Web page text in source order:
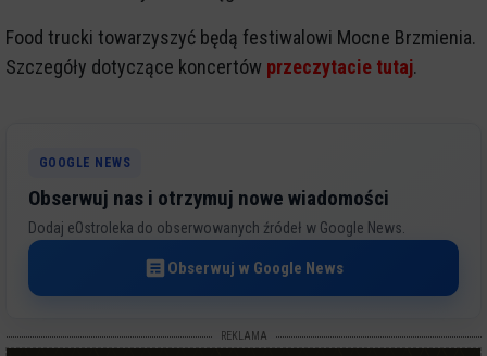
Food trucki towarzyszyć będą festiwalowi Mocne Brzmienia.
Szczegóły dotyczące koncertów przeczytacie tutaj.
GOOGLE NEWS
Obserwuj nas i otrzymuj nowe wiadomości
Dodaj eOstroleka do obserwowanych źródeł w Google News.
Obserwuj w Google News
REKLAMA